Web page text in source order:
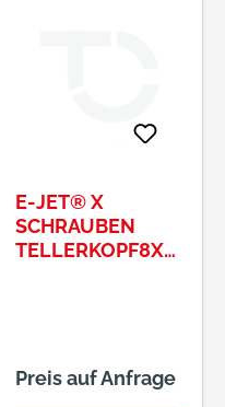
E-JET® X
SCHRAUBEN
TELLERKOPF8X
Preis auf Anfrage